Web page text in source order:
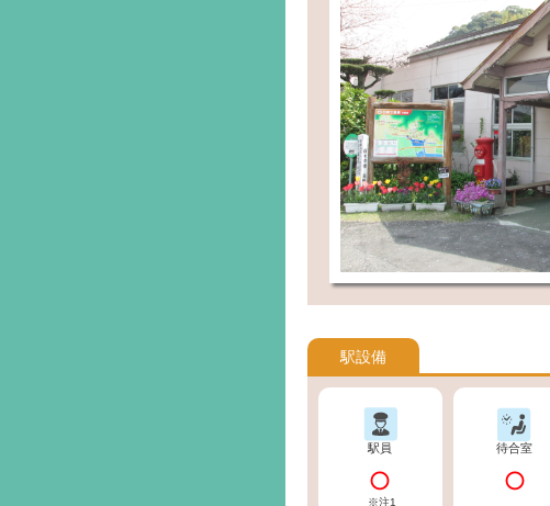
駅設備
駅員
※注1
待合室